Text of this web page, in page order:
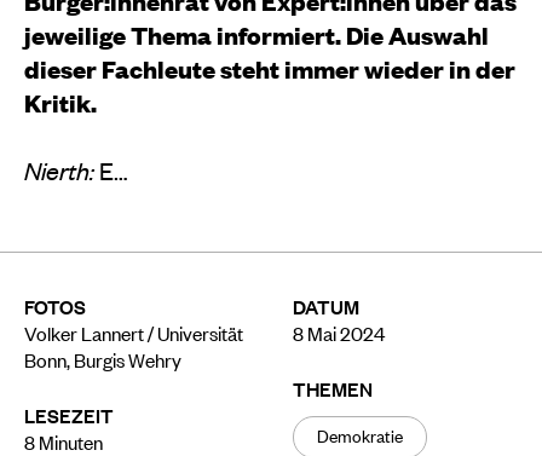
FOTOS
Volker Lannert / Universität
Bonn, Burgis Wehry
LESEZEIT
8Minuten
DATUM
8 Mai 2024
THEMEN
Demokratie
jeweilige Thema informiert. Die Auswahl
dieser Fachleute steht immer wieder in der
Kritik.
Nierth:E…